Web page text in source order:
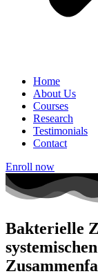
Home
About Us
Courses
Research
Testimonials
Contact
Enroll now
Bakterielle